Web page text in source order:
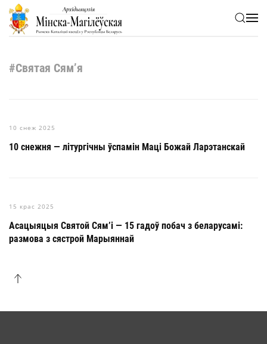
Skip to main content
#Святая Сям’я
10 снеж 2025
10 снежня — літургічны ўспамін Маці Божай Ларэтанскай
15 крас 2025
Асацыяцыя Святой Сям’і — 15 гадоў побач з беларусамі:
размова з сястрой Марыяннай